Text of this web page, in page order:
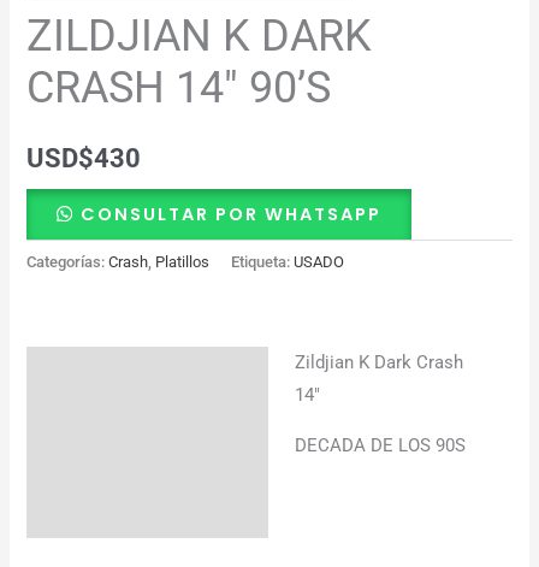
ZILDJIAN K DARK
CRASH 14″ 90’S
USD$430
CONSULTAR POR WHATSAPP
Categorías:Crash, Platillos Etiqueta: USADO
Zildjian K Dark Crash
14″
DECADA DE LOS 90S